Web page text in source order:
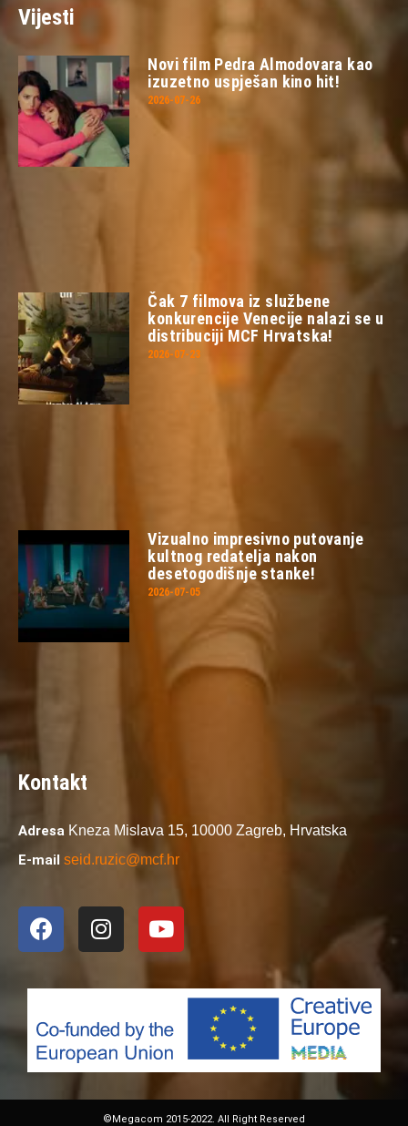
Vijesti
Novi film Pedra Almodovara kao
izuzetno uspješan kino hit!
2026-07-26
Čak 7 filmova iz službene
konkurencije Venecije nalazi se u
distribuciji MCF Hrvatska!
2026-07-23
Vizualno impresivno putovanje
kultnog redatelja nakon
desetogodišnje stanke!
2026-07-05
Kontakt
Adresa Kneza Mislava 15, 10000 Zagreb, Hrvatska
E-mail seid.ruzic@mcf.hr
©Megacom 2015-2022. All Right Reserved